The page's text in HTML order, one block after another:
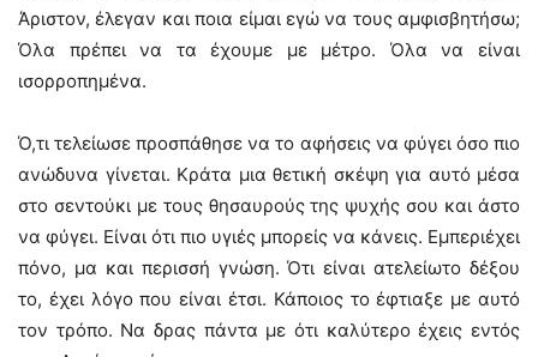
Άριστον, έλεγαν και ποια είμαι εγώ να τους αμφισβητήσω;
Όλα πρέπει να τα έχουμε με μέτρο. Όλα να είναι
ισορροπημένα.
Ό,τι τελείωσε προσπάθησε να το αφήσεις να φύγει όσο πιο
ανώδυνα γίνεται. Κράτα μια θετική σκέψη για αυτό μέσα
στο σεντούκι με τους θησαυρούς της ψυχής σου και άστο
να φύγει. Είναι ότι πιο υγιές μπορείς να κάνεις. Εμπεριέχει
πόνο, μα και περισσή γνώση. Ότι είναι ατελείωτο δέξου
το, έχει λόγο που είναι έτσι. Κάποιος το έφτιαξε με αυτό
τον τρόπο. Να δρας πάντα με ότι καλύτερο έχεις εντός